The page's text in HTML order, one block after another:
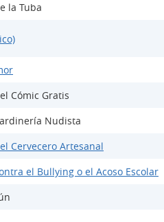
la Tuba
Cómic Gratis
Nudista
Cervecero Artesanal
el Bullying o el Acoso Escolar